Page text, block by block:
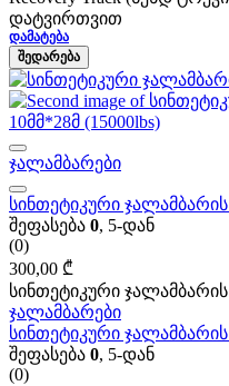
დატვირთვით
ᲓᲐᲛᲐᲢᲔᲑᲐ
ᲨᲔᲓᲐᲠᲔᲑᲐ
ჯალამბარები
სინთეტიკური
შეფასება 0, 5-დან
(0)
300,00 ₾
სინთეტიკური
ჯალამბარები
სინთეტიკური
შეფასება 0, 5-დან
(0)